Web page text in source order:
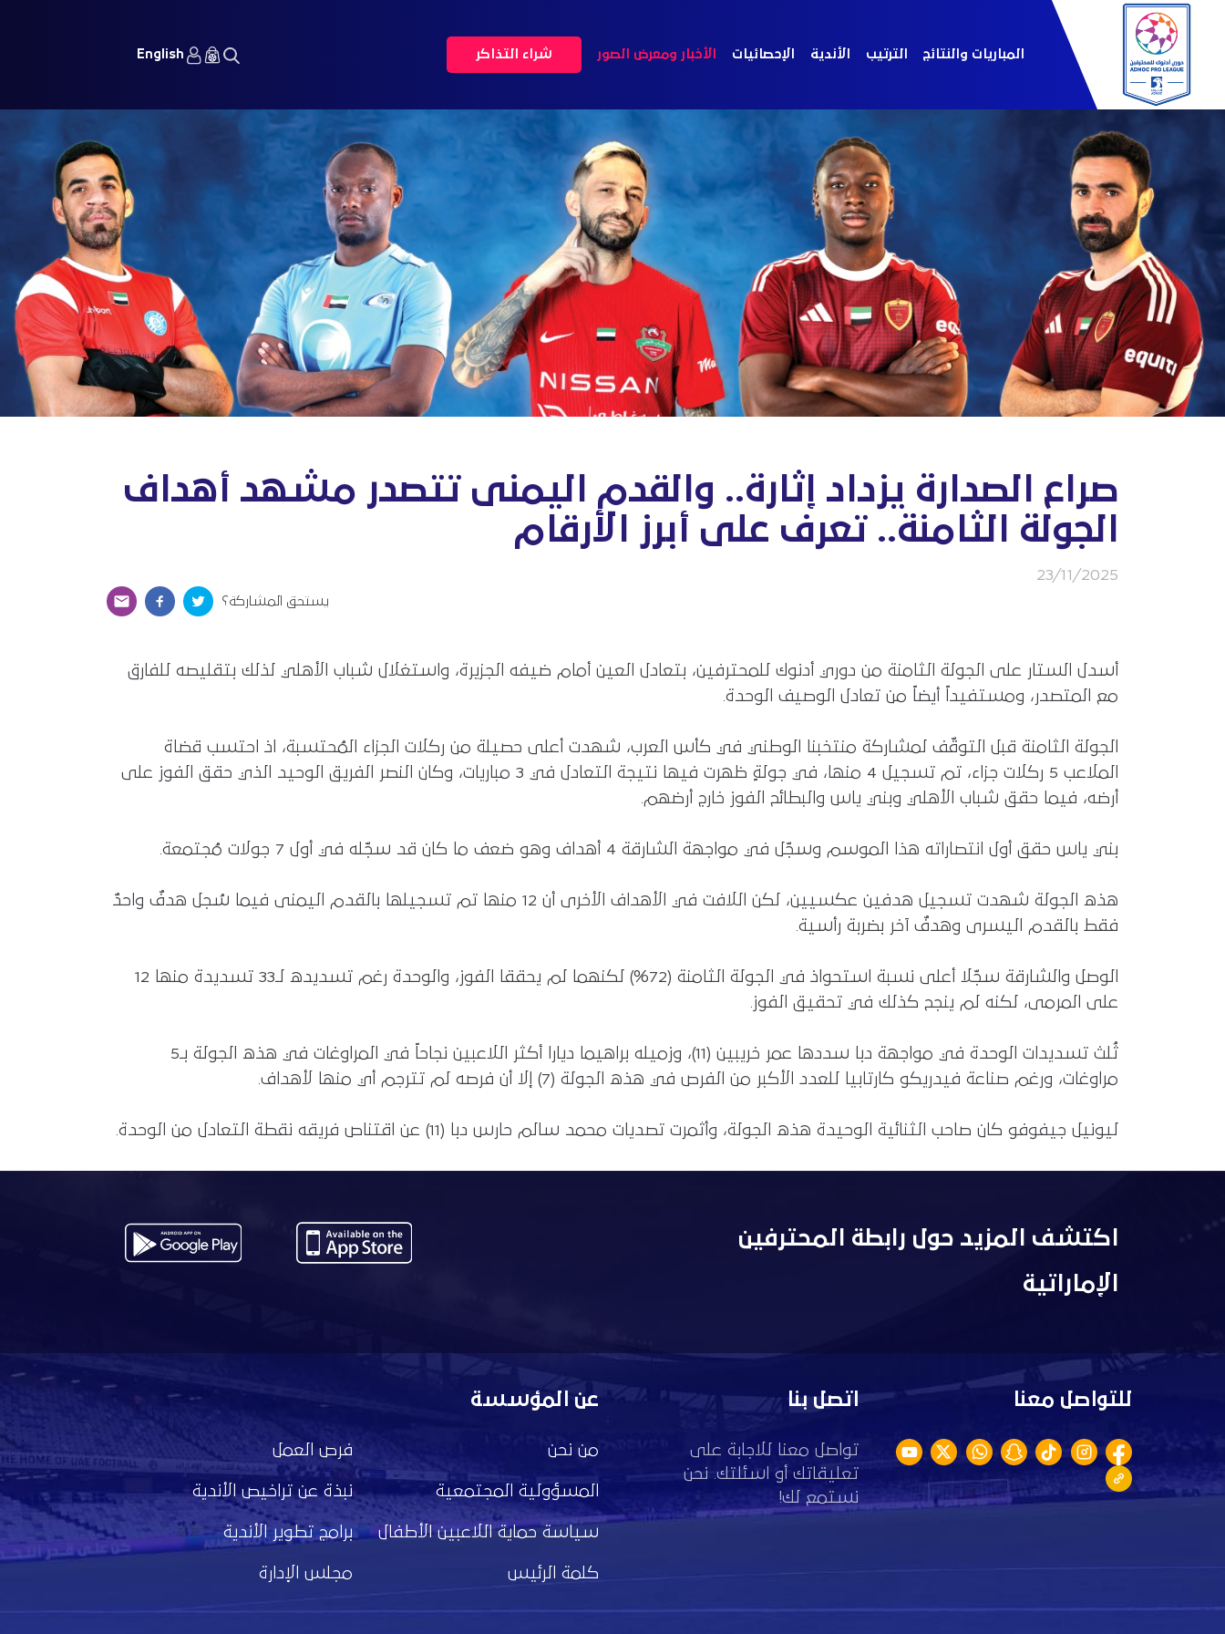
المباريات والنتائج الترتيب الأندية الإحصائيات الأخبار ومعرض الصور شراء التذاكر English
صراع الصدارة يزداد إثارة.. والقدم اليمنى تتصدر مشهد أهداف
الجولة الثامنة.. تعرف على أبرز الأرقام
23/11/2025
يستحق المشاركة؟
أسدل الستار على الجولة الثامنة من دوري أدنوك للمحترفين، بتعادل العين أمام ضيفه الجزيرة، واستغلال شباب الأهلي لذلك بتقليصه للفارق
مع المتصدر، ومستفيداً أيضاً من تعادل الوصيف الوحدة.
الجولة الثامنة قبل التوقّف لمشاركة منتخبنا الوطني في كأس العرب، شهدت أعلى حصيلة من ركلات الجزاء المُحتسبة، اذ احتسب قضاة
الملاعب 5 ركلات جزاء، تم تسجيل 4 منها، في جولةٍ ظهرت فيها نتيجة التعادل في 3 مباريات، وكان النصر الفريق الوحيد الذي حقق الفوز على
أرضه، فيما حقق شباب الأهلي وبني ياس والبطائح الفوز خارج أرضهم.
بني ياس حقق أول انتصاراته هذا الموسم وسجّل في مواجهة الشارقة 4 أهداف وهو ضعف ما كان قد سجّله في أول 7 جولات مُجتمعة.
هذه الجولة شهدت تسجيل هدفين عكسيين، لكن اللافت في الأهداف الأخرى أن 12 منها تم تسجيلها بالقدم اليمنى فيما سُجل هدفٌ واحدٌ
فقط بالقدم اليسرى وهدفٌ آخر بضربة رأسية.
الوصل والشارقة سجّلا أعلى نسبة استحواذ في الجولة الثامنة (72%) لكنهما لم يحققا الفوز، والوحدة رغم تسديده لـ33 تسديدة منها 12
على المرمى، لكنه لم ينجح كذلك في تحقيق الفوز.
ثُلث تسديدات الوحدة في مواجهة دبا سددها عمر خريبين (11)، وزميله براهيما ديارا أكثر اللاعبين نجاحاً في المراوغات في هذه الجولة بـ5
مراوغات، ورغم صناعة فيدريكو كارتابيا للعدد الأكبر من الفرص في هذه الجولة (7) إلا أن فرصه لم تترجم أي منها لأهداف.
ليونيل جيفوفو كان صاحب الثنائية الوحيدة هذه الجولة، وأثمرت تصديات محمد سالم حارس دبا (11) عن اقتناص فريقه نقطة التعادل من الوحدة.
اكتشف المزيد حول رابطة المحترفين
الإماراتية
للتواصل معنا اتصل بنا
تواصل معنا للاجابة على
تعليقاتك أو اسئلتك. نحن
نستمع لك!
عن المؤسسة
من نحن فرص العمل
المسؤولية المجتمعية نبذة عن تراخيص الأندية
سياسة حماية اللاعبين الأطفال برامج تطوير الأندية
كلمة الرئيس مجلس الإدارة